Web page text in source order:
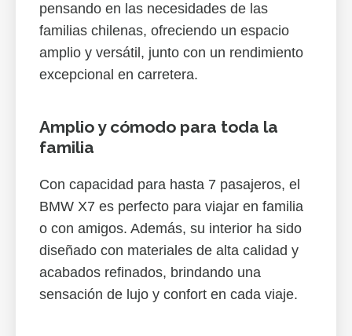
pensando en las necesidades de las
familias chilenas, ofreciendo un espacio
amplio y versátil, junto con un rendimiento
excepcional en carretera.
Amplio y cómodo para toda la
familia
Con capacidad para hasta 7 pasajeros, el
BMW X7 es perfecto para viajar en familia
o con amigos. Además, su interior ha sido
diseñado con materiales de alta calidad y
acabados refinados, brindando una
sensación de lujo y confort en cada viaje.